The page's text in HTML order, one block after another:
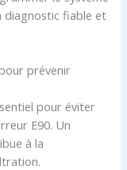
diagnostic fiable et
prévenir
pour éviter
E90. Un
à la